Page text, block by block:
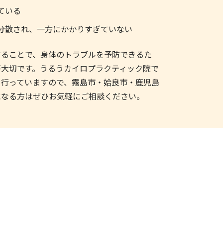
いる
散され、一方にかかりすぎていない
ことで、身体のトラブルを予防できるた
切です。うるうカイロプラクティック院で
っていますので、霧島市・姶良市・鹿児島
る方はぜひお気軽にご相談ください。